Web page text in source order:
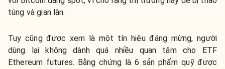
túng và gian lận.
Tuy cũng được xem là một tín hiệu đáng mừng, người
dùng lại không dành quá nhiều quan tâm cho ETF
Ethereum futures. Bằng chứng là 6 sản phẩm quỹ được